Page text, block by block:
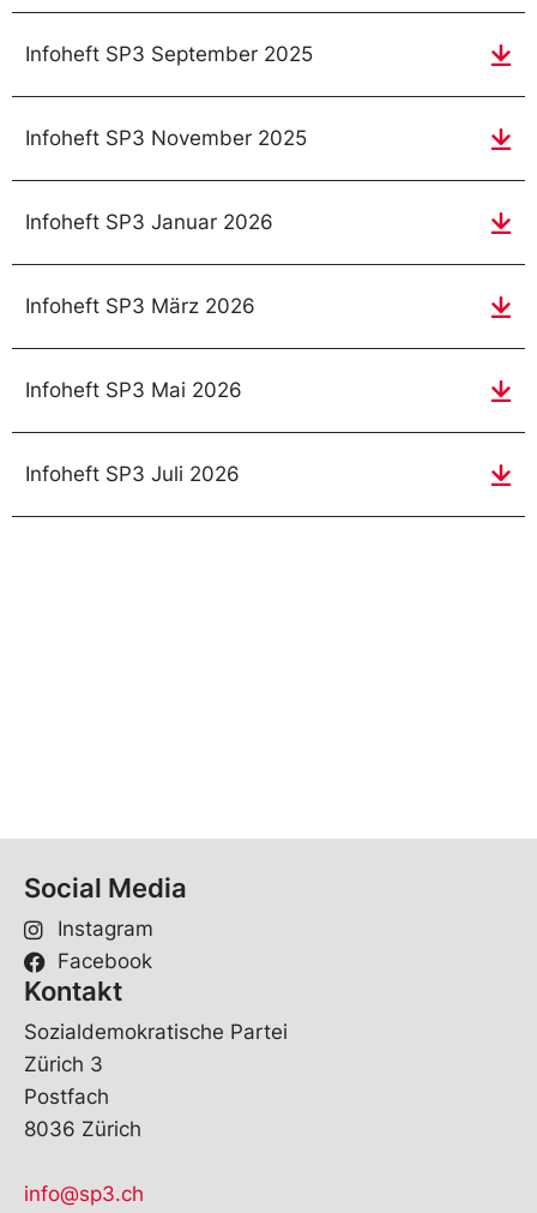
Infoheft SP3 September 2025
Infoheft SP3 November 2025
Infoheft SP3 Januar 2026
Infoheft SP3 März 2026
Infoheft SP3 Mai 2026
Infoheft SP3 Juli 2026
Social Media
Instagram
Facebook
Kontakt
So­zi­al­de­mo­kra­ti­sche Par­tei
Zürich 3
Post­fach
8036 Zürich
info@sp3.ch